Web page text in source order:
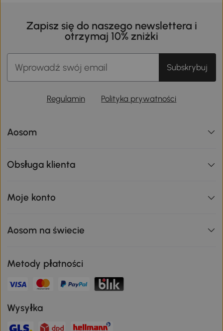
Zapisz się do naszego newslettera i
otrzymaj 10% zniżki
Subskrybuj
Regulamin Polityka prywatności
Aosom
Obsługa klienta
Moje konto
Aosom na świecie
Metody płatności
Wysyłka